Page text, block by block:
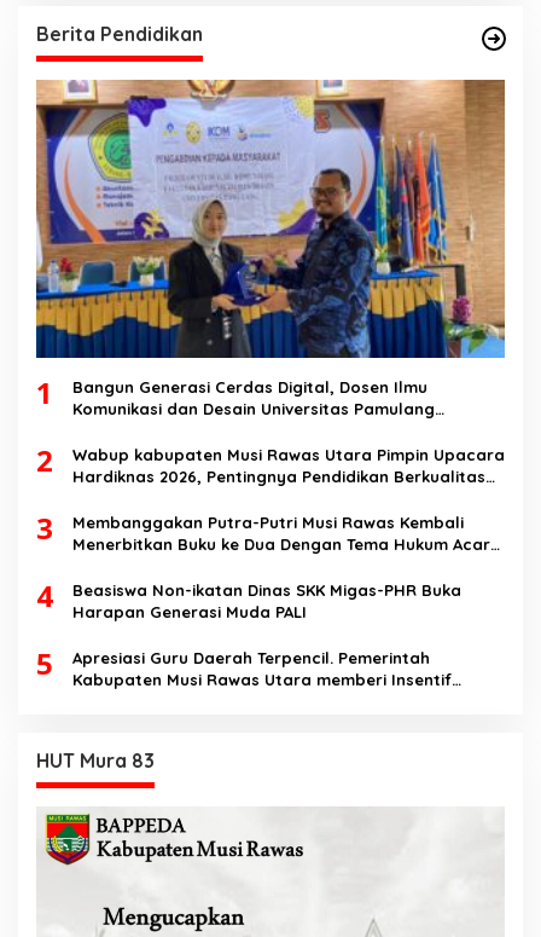
Berita Pendidikan
1
Bangun Generasi Cerdas Digital, Dosen Ilmu
Komunikasi dan Desain Universitas Pamulang
Speech di SMK Ikhlas Jawilan
2
Wabup kabupaten Musi Rawas Utara Pimpin Upacara
Hardiknas 2026, Pentingnya Pendidikan Berkualitas
3
Membanggakan Putra-Putri Musi Rawas Kembali
Menerbitkan Buku ke Dua Dengan Tema Hukum Acara
4
Beasiswa Non-ikatan Dinas SKK Migas-PHR Buka
Harapan Generasi Muda PALI
5
Apresiasi Guru Daerah Terpencil. Pemerintah
Kabupaten Musi Rawas Utara memberi Insentif
HUT Mura 83